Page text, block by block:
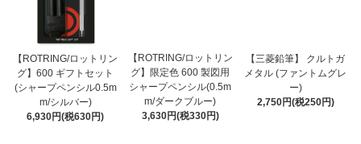
【ROTRING/ロットリン
グ】600 ギフトセット
(シャープペンシル0.5m
m/シルバー)
6,930円(税630円)
【ROTRING/ロットリン
グ】限定色 600 製図用
シャープペンシル(0.5m
m/ダークブルー)
3,630円(税330円)
【三菱鉛筆】 クルトガ
メタル (ファントムグレ
ー)
2,750円(税250円)